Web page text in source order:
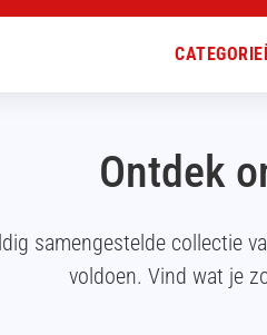
Ontdek
samengestelde collectie
voldoen. Vind wat je